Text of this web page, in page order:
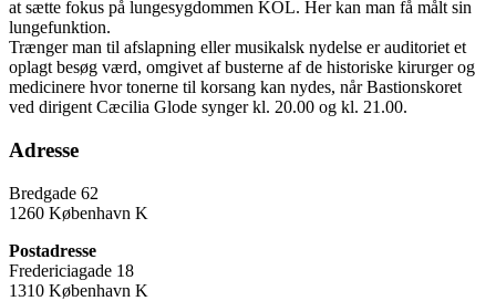
at sætte fokus på lungesygdommen KOL. Her kan man få målt sin
lungefunktion.
Trænger man til afslapning eller musikalsk nydelse er auditoriet et
oplagt besøg værd, omgivet af busterne af de historiske kirurger og
medicinere hvor tonerne til korsang kan nydes, når Bastionskoret
ved dirigent Cæcilia Glode synger kl. 20.00 og kl. 21.00.
Adresse
Bredgade 62
1260 København K
Postadresse
Fredericiagade 18
1310 København K